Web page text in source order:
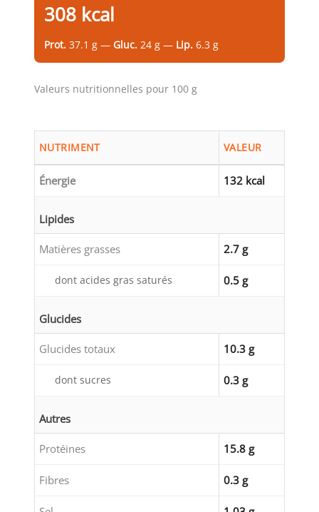
308 kcal
Prot. 37.1 g — Gluc. 24 g — Lip. 6.3 g
Valeurs nutritionnelles pour 100 g
NUTRIMENT VALEUR
Énergie 132 kcal
Lipides
Matières grasses 2.7 g
dont acides gras saturés 0.5 g
Glucides
Glucides totaux 10.3 g
dont sucres 0.3 g
Autres
Protéines 15.8 g
Fibres 0.3 g